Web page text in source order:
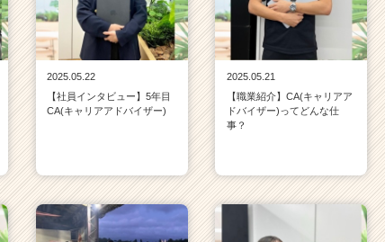
2025.05.22
【社員インタビュー】5年目
CA(キャリアアドバイザー)
2025.05.21
【職業紹介】CA(キャリアア
ドバイザー)ってどんな仕
事？